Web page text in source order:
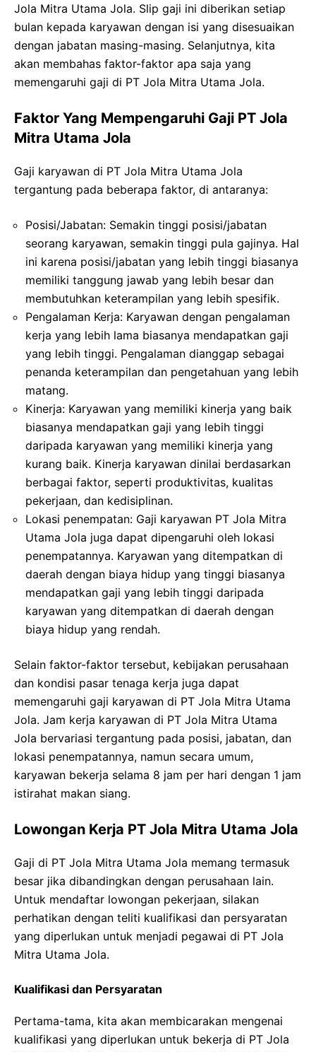
Jola Mitra Utama Jola. Slip gaji ini diberikan setiap
bulan kepada karyawan dengan isi yang disesuaikan
dengan jabatan masing-masing. Selanjutnya, kita
akan membahas faktor-faktor apa saja yang
memengaruhi gaji di PT Jola Mitra Utama Jola.
Faktor Yang Mempengaruhi Gaji PT Jola
Mitra Utama Jola
Gaji karyawan di PT Jola Mitra Utama Jola
tergantung pada beberapa faktor, di antaranya:
Posisi/Jabatan: Semakin tinggi posisi/jabatan
seorang karyawan, semakin tinggi pula gajinya. Hal
ini karena posisi/jabatan yang lebih tinggi biasanya
memiliki tanggung jawab yang lebih besar dan
membutuhkan keterampilan yang lebih spesifik.
Pengalaman Kerja: Karyawan dengan pengalaman
kerja yang lebih lama biasanya mendapatkan gaji
yang lebih tinggi. Pengalaman dianggap sebagai
penanda keterampilan dan pengetahuan yang lebih
matang.
Kinerja: Karyawan yang memiliki kinerja yang baik
biasanya mendapatkan gaji yang lebih tinggi
daripada karyawan yang memiliki kinerja yang
kurang baik. Kinerja karyawan dinilai berdasarkan
berbagai faktor, seperti produktivitas, kualitas
pekerjaan, dan kedisiplinan.
Lokasi penempatan: Gaji karyawan PT Jola Mitra
Utama Jola juga dapat dipengaruhi oleh lokasi
penempatannya. Karyawan yang ditempatkan di
daerah dengan biaya hidup yang tinggi biasanya
mendapatkan gaji yang lebih tinggi daripada
karyawan yang ditempatkan di daerah dengan
biaya hidup yang rendah.
Selain faktor-faktor tersebut, kebijakan perusahaan
dan kondisi pasar tenaga kerja juga dapat
memengaruhi gaji karyawan di PT Jola Mitra Utama
Jola. Jam kerja karyawan di PT Jola Mitra Utama
Jola bervariasi tergantung pada posisi, jabatan, dan
lokasi penempatannya, namun secara umum,
karyawan bekerja selama 8 jam per hari dengan 1 jam
istirahat makan siang.
Lowongan Kerja PT Jola Mitra Utama Jola
Gaji di PT Jola Mitra Utama Jola memang termasuk
besar jika dibandingkan dengan perusahaan lain.
Untuk mendaftar lowongan pekerjaan, silakan
perhatikan dengan teliti kualifikasi dan persyaratan
yang diperlukan untuk menjadi pegawai di PT Jola
Mitra Utama Jola.
Kualifikasi dan Persyaratan
Pertama-tama, kita akan membicarakan mengenai
kualifikasi yang diperlukan untuk bekerja di PT Jola